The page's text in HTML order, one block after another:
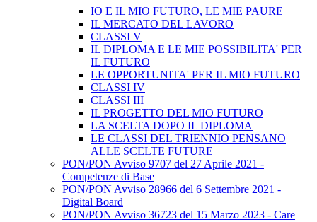
IO E IL MIO FUTURO, LE MIE PAURE
IL MERCATO DEL LAVORO
CLASSI V
IL DIPLOMA E LE MIE POSSIBILITA' PER
IL FUTURO
LE OPPORTUNITA' PER IL MIO FUTURO
CLASSI IV
CLASSI III
IL PROGETTO DEL MIO FUTURO
LA SCELTA DOPO IL DIPLOMA
LE CLASSI DEL TRIENNIO PENSANO
ALLE SCELTE FUTURE
PON/PON Avviso 9707 del 27 Aprile 2021 -
Competenze di Base
PON/PON Avviso 28966 del 6 Settembre 2021 -
Digital Board
PON/PON Avviso 36723 del 15 Marzo 2023 - Care